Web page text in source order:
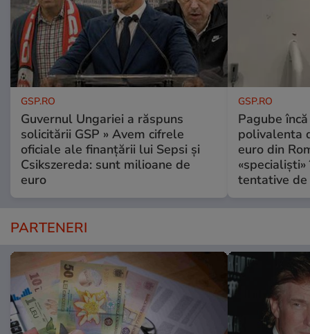
GSP.RO
Guvernul Ungariei a răspuns
solicitării GSP » Avem cifrele
oficiale ale finanțării lui Sepsi și
Csikszereda: sunt milioane de
euro
GSP.RO
Pagube
polivalenta
euro din
tentative de
PARTENERI